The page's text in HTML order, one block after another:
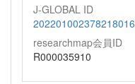
J-GLOBAL ID
202201002378218016
researchmap会員ID
R000035910